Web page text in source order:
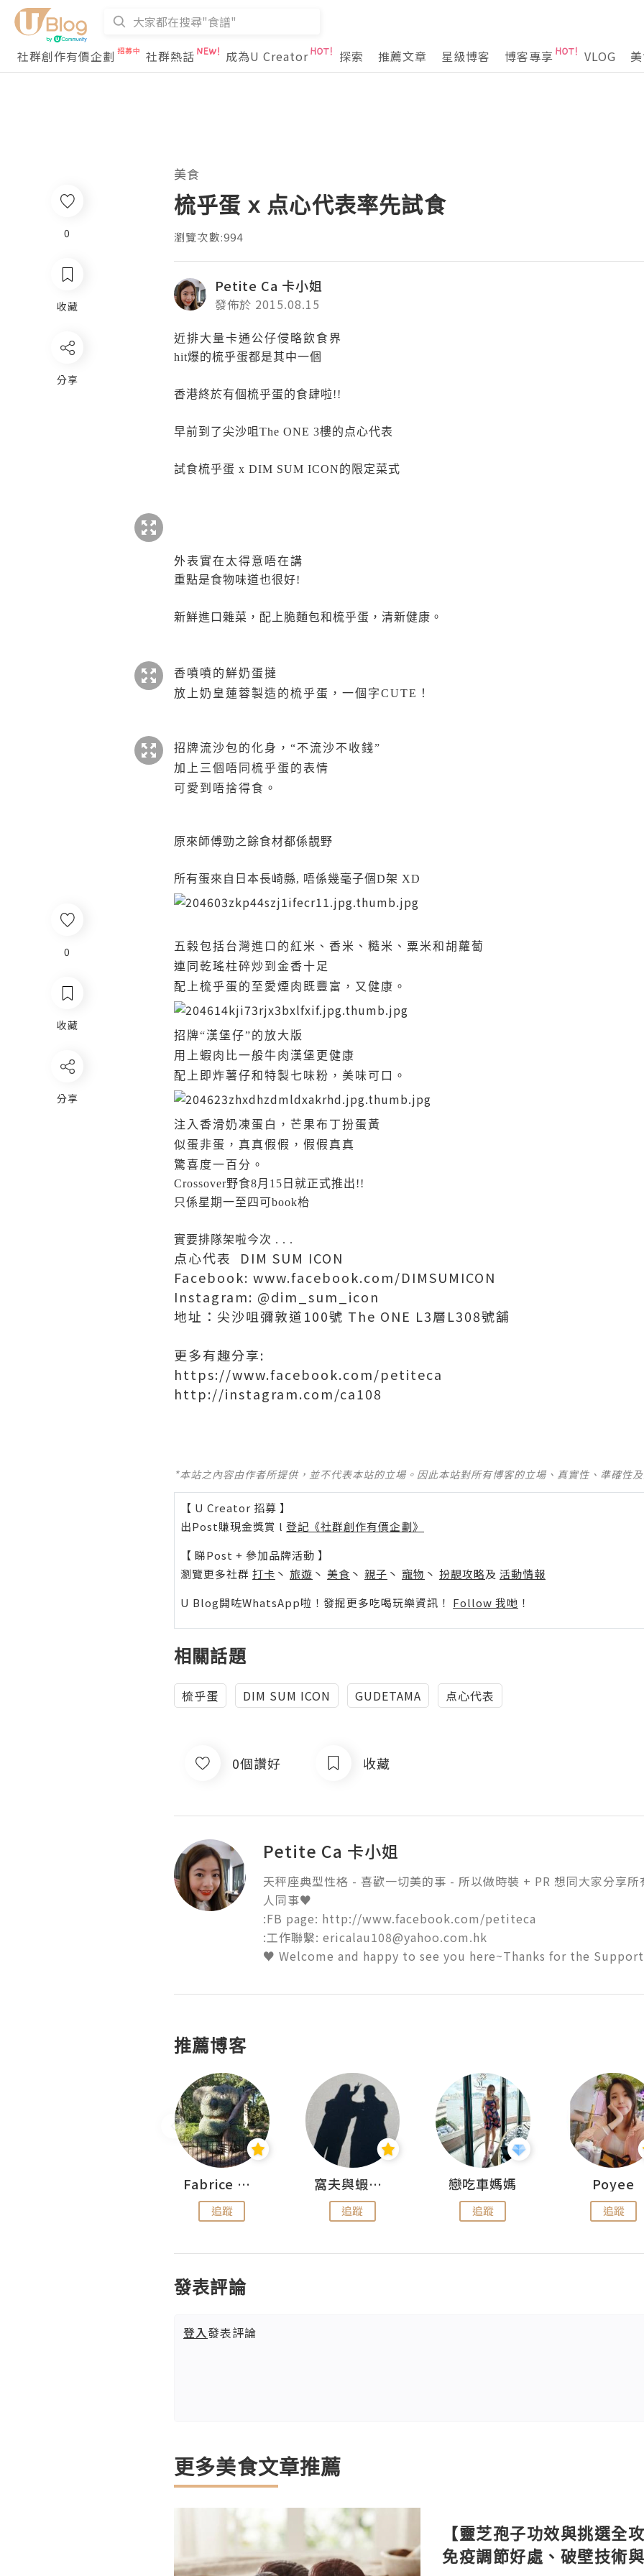
社群創作有價企劃
社群熱話 成為U Creator 探索 推薦文章 星級博客 博客專享 VLOG
0
收藏
分享
美食
梳乎蛋 x 点心代表率先試食
瀏覽次數:994
Petite Ca 卡小姐
發佈於 2015.08.15
近排大量卡通公仔侵略飲食界
hit爆的梳乎蛋都是其中一個
香港終於有個梳乎蛋的食肆啦!!
早前到了尖沙咀The ONE 3樓的点心代表
試食梳乎蛋 x DIM SUM ICON的限定菜式
外表實在太得意唔在講
重點是食物味道也很好!
新鮮進口雜菜，配上脆麵包和梳乎蛋，清新健康。
香噴噴的鮮奶蛋撻
放上奶皇蓮蓉製造的梳乎蛋，一個字CUTE！
招牌流沙包的化身，“不流沙不收錢”
加上三個唔同梳乎蛋的表情
可愛到唔捨得食。
原來師傅勁之餘食材都係靚野
所有蛋來自日本長崎縣, 唔係幾毫子個D架 XD
五榖包括台灣進口的紅米、香米、糙米、粟米和胡蘿蔔
連同乾瑤柱碎炒到金香十足
配上梳乎蛋的至愛煙肉既豐富，又健康。
招牌“漢堡仔”的放大版
用上蝦肉比一般牛肉漢堡更健康
配上即炸薯仔和特製七味粉，美味可口。
注入香滑奶凍蛋白，芒果布丁扮蛋黃
似蛋非蛋，真真假假，假假真真
驚喜度一百分。
Crossover野食8月15日就正式推出!!
只係星期一至四可book枱
實要排隊架啦今次 . . .
点心代表 DIM SUM ICON
Facebook: www.facebook.com/DIMSUMICON
Instagram: @dim_sum_icon
地址：尖沙咀彌敦道100號 The ONE L3層L308號舖
更多有趣分享:
https://www.facebook.com/petiteca
http://instagram.com/ca108
*本站之內容由作者所提供，並不代表本站的立場。因此本站對所有博客的立場、真實性、準確性
【 U Creator 招募 】
出Post賺現金獎賞 l 登記《社群創作有價企劃》
【 睇Post + 參加品牌活動 】
瀏覽更多社群 打卡 丶 旅遊 丶 美食 丶 親子 丶 寵物 丶 扮靚攻略及 活動情報
U Blog開咗WhatsApp啦！發掘更多吃喝玩樂資訊！ Follow 我哋 ！
相關話題
梳乎蛋 DIM SUM ICON GUDETAMA 点心代表
0個讚好 收藏
Petite Ca 卡小姐
天秤座典型性格 - 喜歡一切美的事 - 所以做時裝 + PR 想同大家分享
人同事♥
:FB page: http://www.facebook.com/petiteca
:工作聯繫: ericalau108@yahoo.com.hk
♥ Welcome and happy to see you here~Thanks for the
推薦博客
Fabrice 嚐味
追蹤
窩夫與蝦子餅
追蹤
戀吃車媽媽
追蹤
Poyee
追蹤
發表評論
登入發表評論
更多美食文章推薦
【靈芝孢子功效與挑選全
免疫調節好處、破壁技術
0
收藏
分享